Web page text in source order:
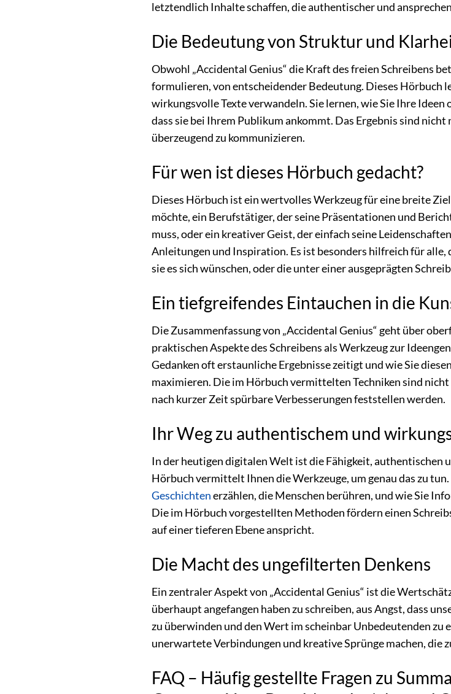
letztendlich Inhalte schaffen, die authentischer und
Die Bedeutung von Struktur und
Obwohl „Accidental Genius“ die Kraft des freien Schreibens
formulieren, von entscheidender Bedeutung. Dieses Hörbuch
wirkungsvolle Texte verwandeln. Sie lernen, wie Sie Ihre
dass sie bei Ihrem Publikum ankommt. Das Ergebnis sind
überzeugend zu kommunizieren.
Für wen ist dieses Hörbuch gedacht?
Dieses Hörbuch ist ein wertvolles Werkzeug für eine breite
möchte, ein Berufstätiger, der seine Präsentationen und
muss, oder ein kreativer Geist, der einfach seine
Anleitungen und Inspiration. Es ist besonders hilfreich für alle,
sie es sich wünschen, oder die unter einer ausgeprägten
Ein tiefgreifendes Eintauchen in die
Die Zusammenfassung von „Accidental Genius“ geht über
praktischen Aspekte des Schreibens als Werkzeug zur
Gedanken oft erstaunliche Ergebnisse zeitigt und wie Sie
maximieren. Die im Hörbuch vermittelten Techniken sind
nach kurzer Zeit spürbare Verbesserungen feststellen werden.
Ihr Weg zu authentischem und
In der heutigen digitalen Welt ist die Fähigkeit, authentischen
Hörbuch vermittelt Ihnen die Werkzeuge, um genau das zu
Geschichtenerzählen, die Menschen berühren, und wie Sie
Die im Hörbuch vorgestellten Methoden fördern einen
auf einer tieferen Ebene anspricht.
Die Macht des ungefilterten Denkens
Ein zentraler Aspekt von „Accidental Genius“ ist die
überhaupt angefangen haben zu schreiben, aus Angst, dass
zu überwinden und den Wert im scheinbar Unbedeutenden zu
unerwartete Verbindungen und kreative Sprünge machen, die
FAQ – Häufig gestellte Fragen zu